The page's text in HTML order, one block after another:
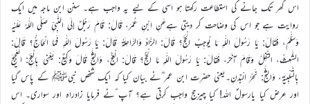
اس گھر تک جانے کی استطاعت رکھتا ہو اسی کے لیے یہ واجب ہے۔ سنن ابن ماجہ میں ایک
روایت ہے جو اس کی وضاحت کر دیتی ہےعَنِ ابْنِ عُمَرَ، قَالَ: قَامَ رَجُلٌ إِلَى النَّبِيِّ صَلَّى اللّٰهُ عَلَيْهِ
وَسَلَّمَ، فَقَالَ: يَا رَسُولَ اللّٰهِ مَا يُوجِبُ الْحَجَّ؟ قَالَ: الزَّادُ وَالرَّاحِلَةُ قَالَ: يَا رَسُولَ اللّٰهِ فَمَا الْحَاجُّ؟ قَالَ:
الشَّعِثُ، التَّفِلُ وَقَامَ آخَرُ، فَقَالَ: يَا رَسُولَ اللّٰهِ مَا الْحَجُّ؟ قَالَ: الْعَجُّ، وَالثَّجُّ قَالَ وَكِيعٌ: يَعْنِي بِالْعَجِّ: الْعَجِيجَ
بِالتَّلْبِيَةِ، وَالثَّجُّ: نَحْرُ الْبُدْنِ۔یعنی حضرت ابن عمر ؓنے بیان کیا کہ ایک شخص نبیﷺ کے پاس گیا
اور عرض کیا یارسولؐ اللہ! کیا چیزحج واجب کرتی ہے؟ آپ ؐنے فرمایا زادراہ اور سواری۔ اس